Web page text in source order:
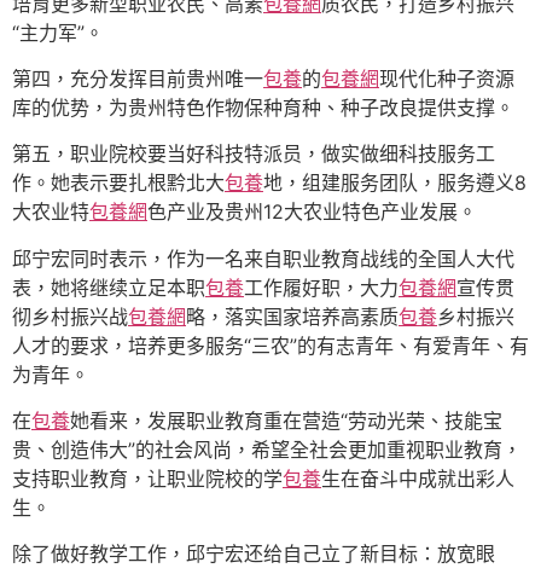
“主力军”。
第四，充分发挥目前贵州唯一包養的包養網现代化种子资源
库的优势，为贵州特色作物保种育种、种子改良提供支撑。
第五，职业院校要当好科技特派员，做实做细科技服务工
作。她表示要扎根黔北大包養地，组建服务团队，服务遵义8
大农业特包養網色产业及贵州12大农业特色产业发展。
邱宁宏同时表示，作为一名来自职业教育战线的全国人大代
表，她将继续立足本职包養工作履好职，大力包養網宣传贯
彻乡村振兴战包養網略，落实国家培养高素质包養乡村振兴
人才的要求，培养更多服务“三农”的有志青年、有爱青年、有
为青年。
在包養她看来，发展职业教育重在营造“劳动光荣、技能宝
贵、创造伟大”的社会风尚，希望全社会更加重视职业教育，
支持职业教育，让职业院校的学包養生在奋斗中成就出彩人
生。
除了做好教学工作，邱宁宏还给自己立了新目标：放宽眼